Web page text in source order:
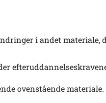
i andet materiale,
ovenstående materiale.